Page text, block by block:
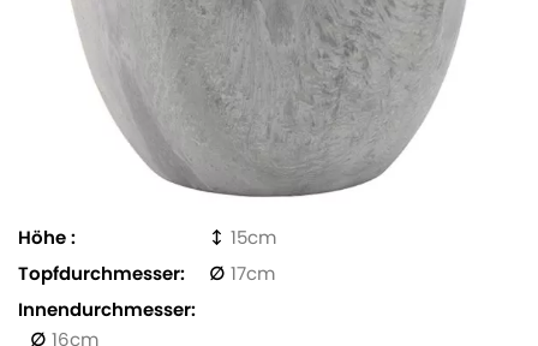
Höhe
15
Topfdurchmesser
17
Innendurchmesser
16